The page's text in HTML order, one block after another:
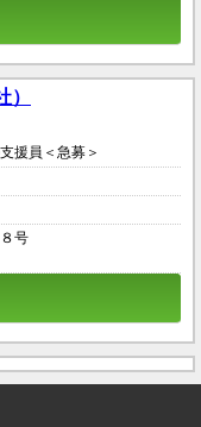
援員＜急募＞
号